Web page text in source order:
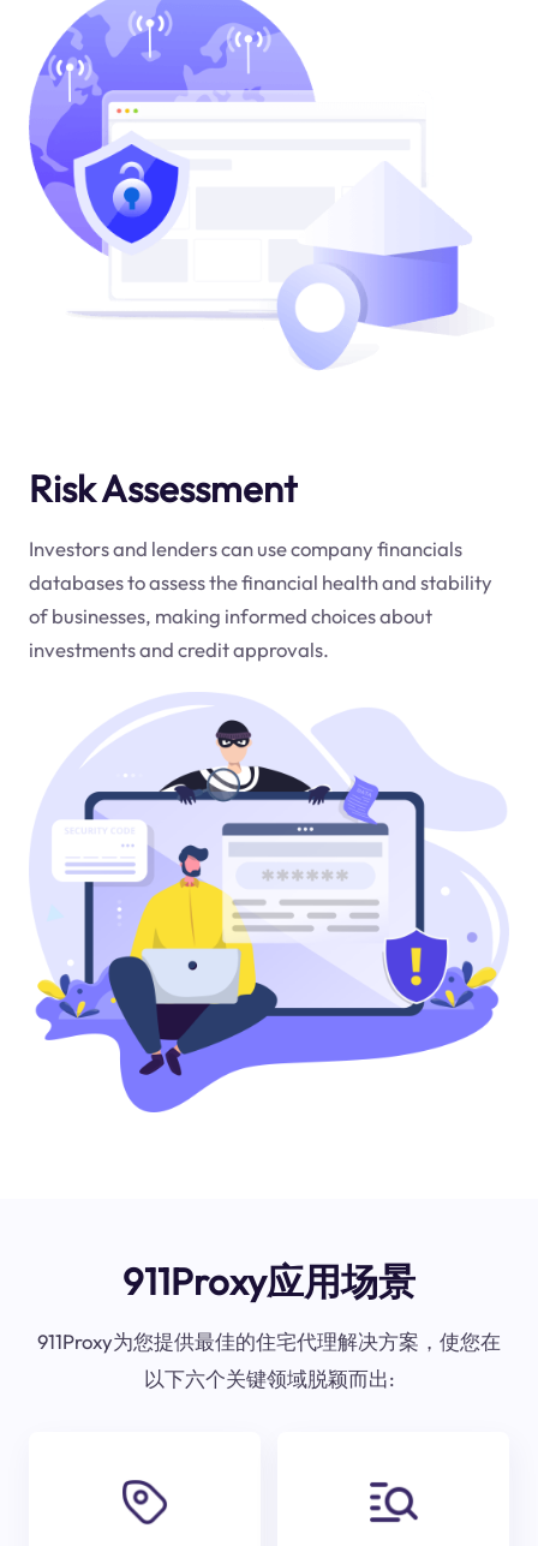
Risk Assessment
Investors and lenders can use company financials
databases to assess the financial health and stability
of businesses, making informed choices about
investments and credit approvals.
911Proxy应用场景
911Proxy为您提供最佳的住宅代理解决方案，使您在
以下六个关键领域脱颖而出: